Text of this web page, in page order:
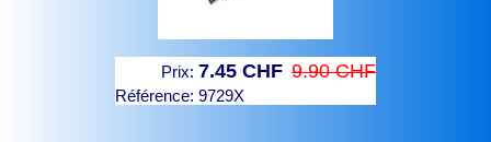
Prix: 7.45 CHF 9.90 CHF
Référence: 9729X